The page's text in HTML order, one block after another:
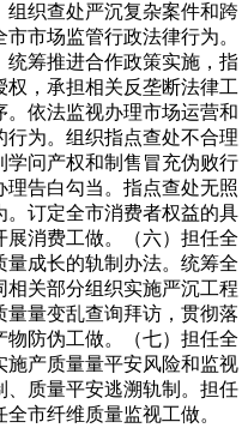
织查处严沉复杂案件和跨
市场监管行政法律行为。
统筹推进合作政策实施，指
权，承担相关反垄断法律工
依法监视办理市场运营和
为。组织指点查处不合理
问产权和制售冒充伪败行
告白勾当。指点查处无照
。订定全市消费者权益的具
消费工做。（六）担任全
成长的轨制办法。统筹全
关部分组织实施严沉工程
量变乱查询拜访，贯彻落
防伪工做。（七）担任全
产质量量平安风险和监视
质量平安逃溯轨制。担任
市纤维质量监视工做。